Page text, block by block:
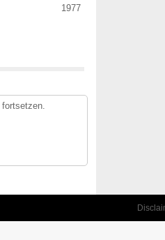
1977
fortsetzen.